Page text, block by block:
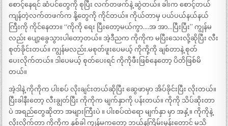
စောင့်နေရင် ဆံပင်တွေကို စုပြီး လက်တဖက်နဲ့ ဆွဲတယ်။ ခါးက စောင့်တယ်
ကျန်တဲ့လက်တဖက်က နို့တွေကို ကိုင်တယ်။ ကိုယ်တာမှ ပယ်ပယ်နယ်နယ်
ကြီးကို ကိုင်နေတာ။ “ကိုကို ရေး ပြီးတော့မယ်ကွာ….အ အာ…ပြီးပြီး” ကျွန်မ
လည်း ပျော့ခွေသွားပါတော့တယ်။ အဲ့ဒီညက ကိုကိုက မပြီးသေးလို့ဆိုပြီး လီး
စုတ်ခိုင်းတယ်။ ကျွန်မလည်း.မစုတ်ဖူးပေမယ့် ကိုကို့ကို ချစ်တာနဲ့ စုတ်
ပေးလိုက်တယ်။ ဒါပေမယ့် စုတ်ပေးရင် ကိုကိုဖီးဖြစ်နေတော့ ပိတိဖြစ်မိ
တယ်။
အဲ့ဒါနဲ့ ကိုကိုက ပါးစပ် လိုးချင်းတယ်ဆိုပြီး ဆွေဖာမှာ အိပ်ခိုင်းပြီး လိုးတယ်။
ပြီးခါနီးတော့ လီးချွတ်ပြီး ကိုကိုက မျက်နှာကို ပန်းတယ်။ ကိုကို သိပ်ဆိုးတာ
ပဲ အရည်တွေဆိုတာ အများကြီးပဲ ။ ပါးစပ်ထဲရော မျက်နှာ မှာ အနှံ့။ ကိုကိုနဲ့
လိုးလိုက်တာ ကိုကိုက နှစ်ခါ ကျွန်မကတော့ ဘယ်နကြိမ်းမှန်းတောင် မသိ